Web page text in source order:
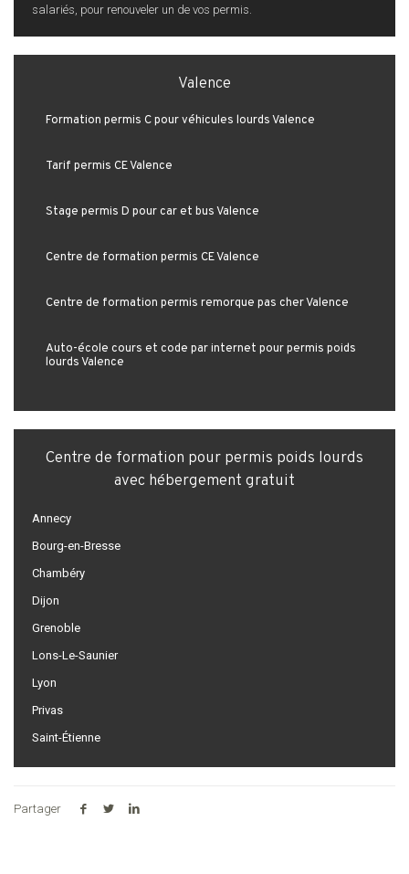
salariés, pour renouveler un de vos permis.
Valence
Formation permis C pour véhicules lourds Valence
Tarif permis CE Valence
Stage permis D pour car et bus Valence
Centre de formation permis CE Valence
Centre de formation permis remorque pas cher Valence
Auto-école cours et code par internet pour permis poids
lourds Valence
Centre de formation pour permis poids lourds
avec hébergement gratuit
Annecy
Bourg-en-Bresse
Chambéry
Dijon
Grenoble
Lons-Le-Saunier
Lyon
Privas
Saint-Étienne
Partager